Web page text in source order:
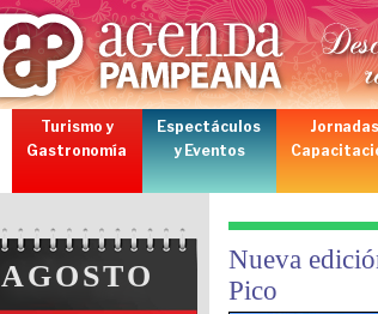
Turismo y
Gastronomía
Espectáculos
y Eventos
AGOSTO
Nueva
Pico